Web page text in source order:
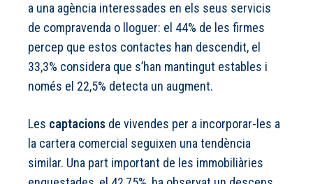
a una agència interessades en els seus servicis
de compravenda o lloguer: el 44% de les firmes
percep que estos contactes han descendit, el
33,3% considera que s’han mantingut estables i
només el 22,5% detecta un augment.
Les captacions de vivendes per a incorporar-les a
la cartera comercial seguixen una tendència
similar. Una part important de les immobiliàries